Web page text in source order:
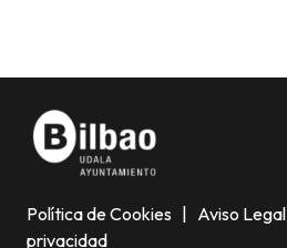
Política de Cookies Aviso Legal
privacidad